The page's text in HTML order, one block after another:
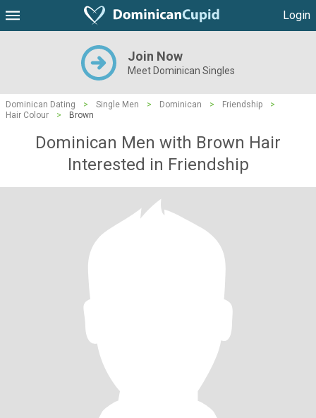
Login
Join Now
Meet Dominican Singles
Dominican Dating > Single Men > Dominican > Friendship
>
Hair Colour
> Brown
Dominican Men with Brown Hair
Interested in Friendship